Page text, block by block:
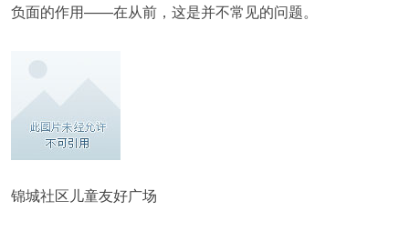
负面的作用——在从前，这是并不常见的问题。
锦城社区儿童友好广场